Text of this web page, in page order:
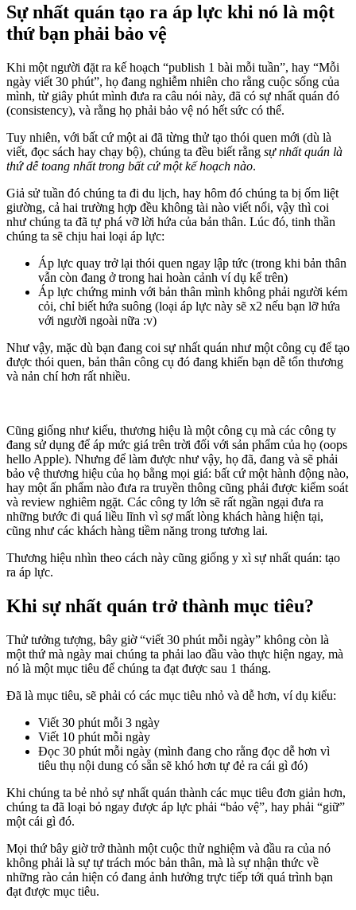
Sự nhất quán tạo ra áp lực khi nó là một
thứ bạn phải bảo vệ
Khi một người đặt ra kế hoạch “publish 1 bài mỗi tuần”, hay “Mỗi
ngày viết 30 phút”, họ đang nghiễm nhiên cho rằng cuộc sống của
mình, từ giây phút mình đưa ra câu nói này, đã có sự nhất quán đó
(consistency), và rằng họ phải bảo vệ nó hết sức có thể.
Tuy nhiên, với bất cứ một ai đã từng thử tạo thói quen mới (dù là
viết, đọc sách hay chạy bộ), chúng ta đều biết rằng sự nhất quán là
thứ dễ toang nhất trong bất cứ một kế hoạch nào.
Giả sử tuần đó chúng ta đi du lịch, hay hôm đó chúng ta bị ốm liệt
giường, cả hai trường hợp đều không tài nào viết nổi, vậy thì coi
như chúng ta đã tự phá vỡ lời hứa của bản thân. Lúc đó, tinh thần
chúng ta sẽ chịu hai loại áp lực:
Áp lực quay trở lại thói quen ngay lập tức (trong khi bản thân
vẫn còn đang ở trong hai hoàn cảnh ví dụ kể trên)
Áp lực chứng minh với bản thân mình không phải người kém
cỏi, chỉ biết hứa suông (loại áp lực này sẽ x2 nếu bạn lỡ hứa
với người ngoài nữa :v)
Như vậy, mặc dù bạn đang coi sự nhất quán như một công cụ để tạo
được thói quen, bản thân công cụ đó đang khiến bạn dễ tổn thương
và nản chí hơn rất nhiều.
Cũng giống như kiểu, thương hiệu là một công cụ mà các công ty
đang sử dụng để áp mức giá trên trời đối với sản phẩm của họ (oops
hello Apple). Nhưng để làm được như vậy, họ đã, đang và sẽ phải
bảo vệ thương hiệu của họ bằng mọi giá: bất cứ một hành động nào,
hay một ấn phẩm nào đưa ra truyền thông cũng phải được kiểm soát
và review nghiêm ngặt. Các công ty lớn sẽ rất ngần ngại đưa ra
những bước đi quá liều lĩnh vì sợ mất lòng khách hàng hiện tại,
cũng như các khách hàng tiềm năng trong tương lai.
Thương hiệu nhìn theo cách này cũng giống y xì sự nhất quán: tạo
ra áp lực.
Khi sự nhất quán trở thành mục tiêu?
Thử tưởng tượng, bây giờ “viết 30 phút mỗi ngày” không còn là
một thứ mà ngày mai chúng ta phải lao đầu vào thực hiện ngay, mà
nó là một mục tiêu để chúng ta đạt được sau 1 tháng.
Đã là mục tiêu, sẽ phải có các mục tiêu nhỏ và dễ hơn, ví dụ kiểu:
Viết 30 phút mỗi 3 ngày
Viết 10 phút mỗi ngày
Đọc 30 phút mỗi ngày (mình đang cho rằng đọc dễ hơn vì
tiêu thụ nội dung có sẵn sẽ khó hơn tự đẻ ra cái gì đó)
Khi chúng ta bẻ nhỏ sự nhất quán thành các mục tiêu đơn giản hơn,
chúng ta đã loại bỏ ngay được áp lực phải “bảo vệ”, hay phải “giữ”
một cái gì đó.
Mọi thứ bây giờ trở thành một cuộc thử nghiệm và đầu ra của nó
không phải là sự tự trách móc bản thân, mà là sự nhận thức về
những rào cản hiện có đang ảnh hưởng trực tiếp tới quá trình bạn
đạt được mục tiêu.